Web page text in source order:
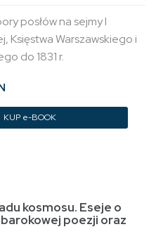
posłów na sejmy I
Księstwa Warszawskiego i
do 1831 r.
KUP e-BOOK
kosmosu. Eseje o
poezji oraz